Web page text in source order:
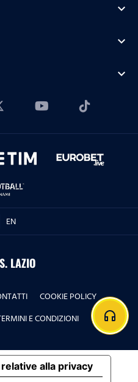
expand_more
expand_more
expand_more
EN
LAZIO
COOKIE POLICY
E CONDIZIONI headphones
alla privacy